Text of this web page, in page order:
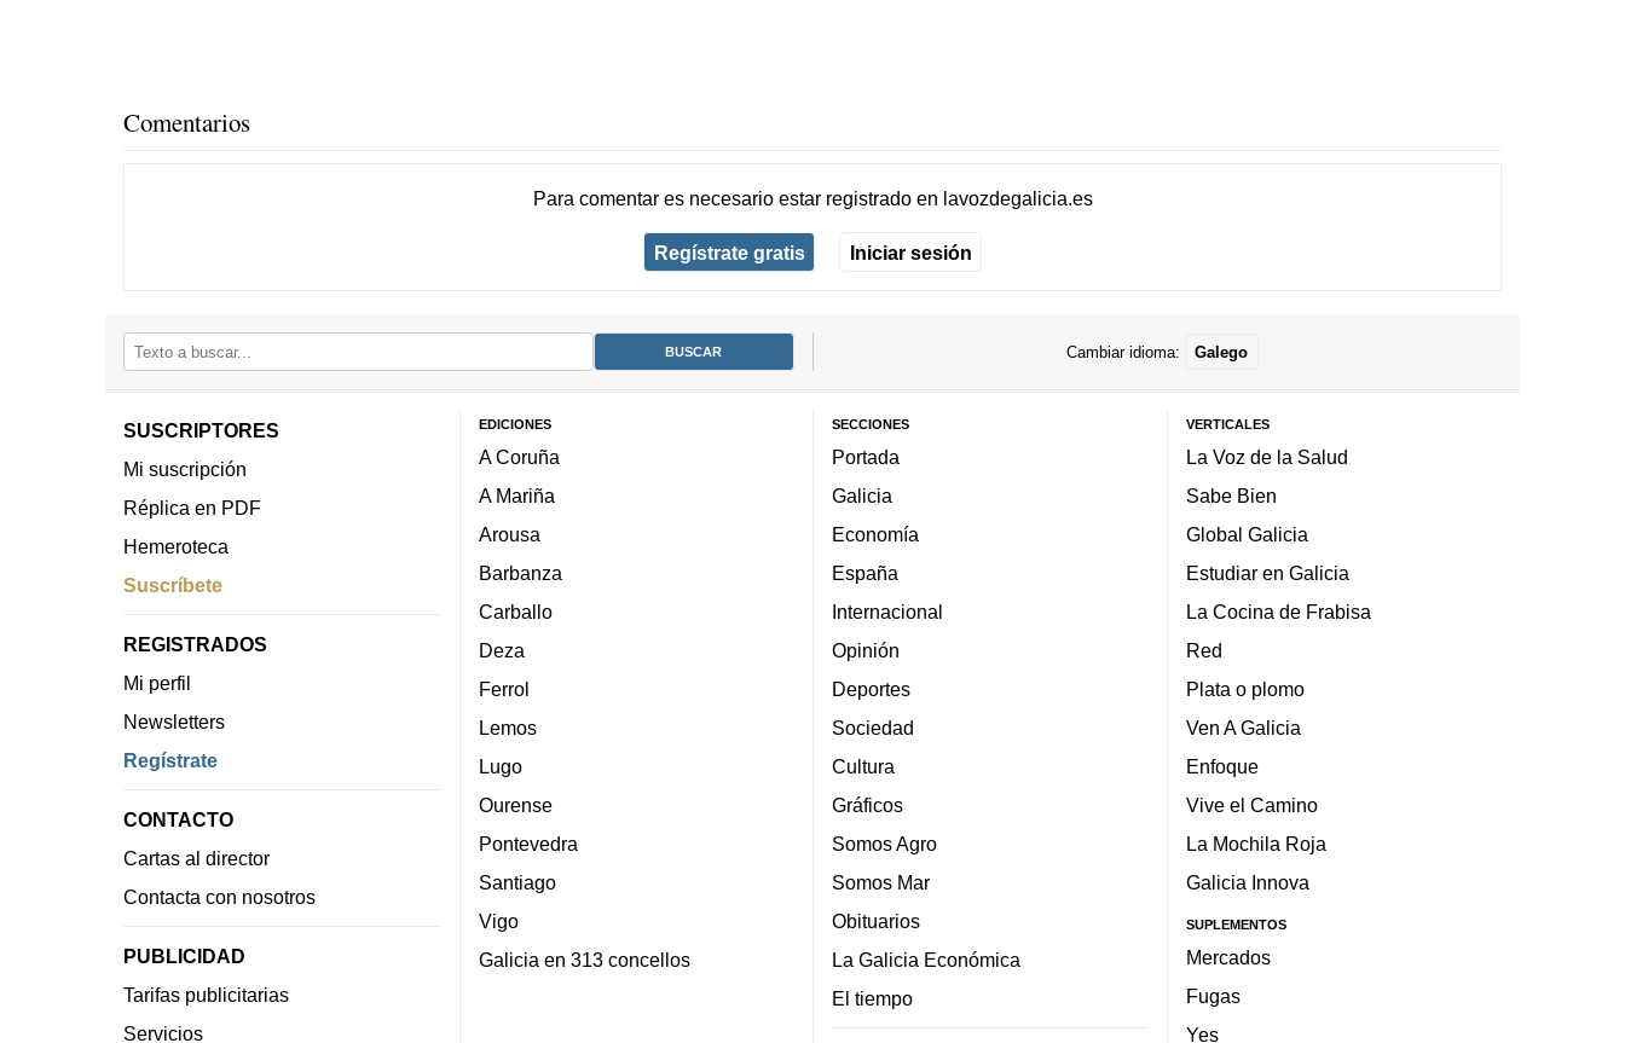
Comentarios
Para comentar es necesario estar registradoen lavozdegalicia.es
Regístrate gratis Iniciar sesión
Cambiar idioma: Galego
SUSCRIPTORES
Mi suscripción
Réplica en PDF
Hemeroteca
Suscríbete
REGISTRADOS
Mi perfil
Newsletters
Regístrate
CONTACTO
Cartas al director
Contacta con nosotros
PUBLICIDAD
Tarifas publicitarias
Servicios
EDICIONES
A Coruña
A Mariña
Arousa
Barbanza
Carballo
Deza
Ferrol
Lemos
Lugo
Ourense
Pontevedra
Santiago
Vigo
Galicia en 313 concellos
SECCIONES
Portada
Galicia
Economía
España
Internacional
Opinión
Deportes
Sociedad
Cultura
Gráficos
Somos Agro
Somos Mar
Obituarios
La Galicia Económica
El tiempo
VERTICALES
La Voz de la Salud
Sabe Bien
Global Galicia
Estudiar en Galicia
La Cocina de Frabisa
Red
Plata o plomo
Ven A Galicia
Enfoque
Vive el Camino
La Mochila Roja
Galicia Innova
SUPLEMENTOS
Mercados
Fugas
Yes